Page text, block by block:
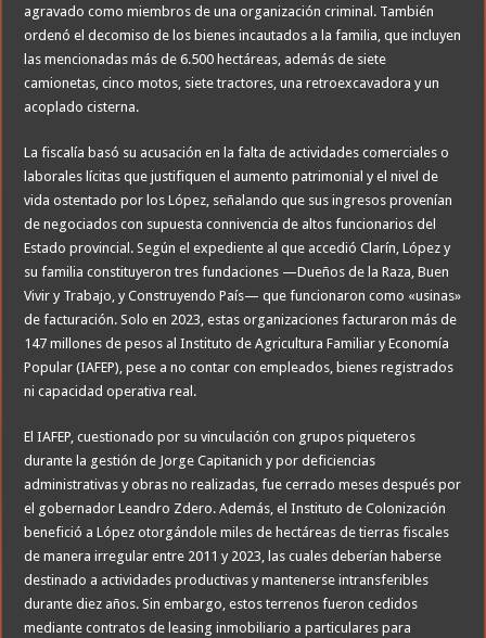
agravado como miembros de una organización criminal. También
ordenó el decomiso de los bienes incautados a la familia, que incluyen
las mencionadas más de 6.500 hectáreas, además de siete
camionetas, cinco motos, siete tractores, una retroexcavadora y un
acoplado cisterna.
La fiscalía basó su acusación en la falta de actividades comerciales o
laborales lícitas que justifiquen el aumento patrimonial y el nivel de
vida ostentado por los López, señalando que sus ingresos provenían
de negociados con supuesta connivencia de altos funcionarios del
Estado provincial. Según el expediente al que accedió Clarín, López y
su familia constituyeron tres fundaciones —Dueños de la Raza, Buen
Vivir y Trabajo, y Construyendo País— que funcionaron como «usinas»
de facturación. Solo en 2023, estas organizaciones facturaron más de
147 millones de pesos al Instituto de Agricultura Familiar y Economía
Popular (IAFEP), pese a no contar con empleados, bienes registrados
ni capacidad operativa real.
El IAFEP, cuestionado por su vinculación con grupos piqueteros
durante la gestión de Jorge Capitanich y por deficiencias
administrativas y obras no realizadas, fue cerrado meses después por
el gobernador Leandro Zdero. Además, el Instituto de Colonización
benefició a López otorgándole miles de hectáreas de tierras fiscales
de manera irregular entre 2011 y 2023, las cuales deberían haberse
destinado a actividades productivas y mantenerse intransferibles
durante diez años. Sin embargo, estos terrenos fueron cedidos
mediante contratos de leasing inmobiliario a particulares para